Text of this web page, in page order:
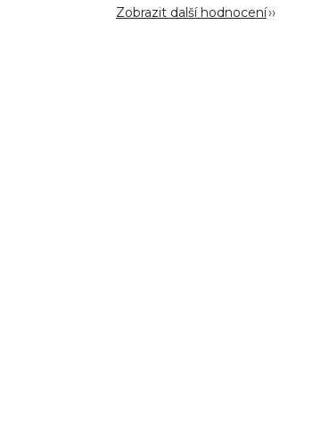
Zobrazit další hodnocení